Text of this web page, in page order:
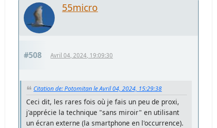
55micro
#508 Avril 04, 2024, 19:09:30
Citation de: Potomitan le Avril 04, 2024, 15:29:38
Ceci dit, les rares fois où je fais un peu de proxi,
j'apprécie la technique "sans miroir" en utilisant
un écran externe (la smartphone en l'occurrence).